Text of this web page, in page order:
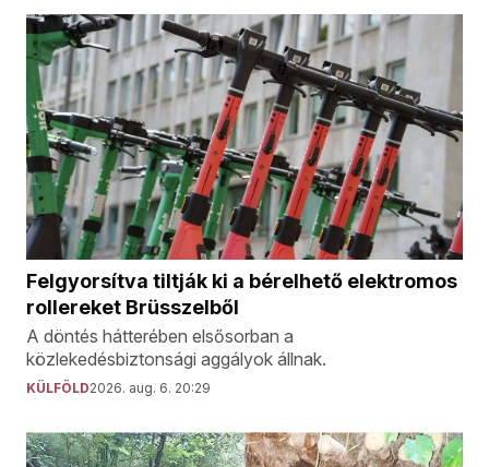
Felgyorsítva tiltják ki a bérelhető elektromos
rollereket Brüsszelből
A döntés hátterében elsősorban a
közlekedésbiztonsági aggályok állnak.
KÜLFÖLD2026. aug. 6. 20:29